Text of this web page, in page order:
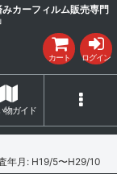
カーフィルム販売専門
カート ログイン
物ガイド
年月: H19/5〜H29/10